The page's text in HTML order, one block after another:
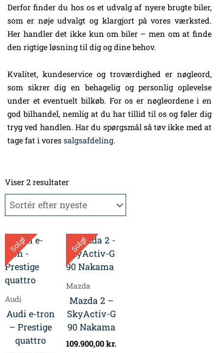
Derfor finder du hos os et udvalg af nyere brugte biler,
som er nøje udvalgt og klargjort på vores værksted.
Her handler det ikke kun om biler – men om at finde
den rigtige løsning til dig og dine behov.
Kvalitet, kundeservice og troværdighed er nøgleord,
som sikrer dig en behagelig og personlig oplevelse
under et eventuelt bilkøb. For os er nøgleordene i en
god bilhandel, nemlig at du har tillid til os og føler dig
tryg ved handlen. Har du spørgsmål så tøv ikke med at
tage fat i voressalgsafdeling.
Viser 2 resultaterefter
Solgt
Audi
Audi e-tron
– Prestige
quattro
Solgt
Mazda
Mazda 2 –
SkyActiv-G
90 Nakama
109.900,00kr.